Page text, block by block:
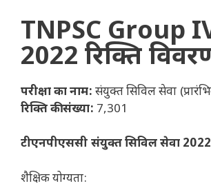
TNPSC Group IV
2022 रिक्ति
परीक्षा का नाम: संयुक्त सिविल सेवा
रिक्ति की संख्या: 7,301
टीएनपीएससी संयुक्तसिविल सेवा 2022
शैक्षिक योग्यता: